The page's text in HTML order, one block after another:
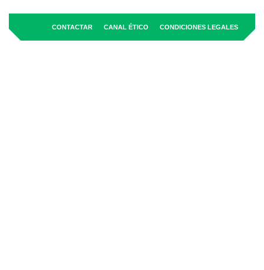
CONTACTAR CANAL ÉTICO CONDICIONES LEGALES